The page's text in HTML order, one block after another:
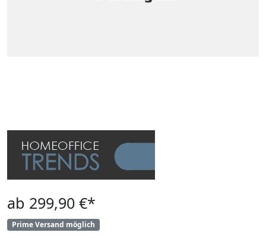
ab 299,90 €*
Prime Versand möglich